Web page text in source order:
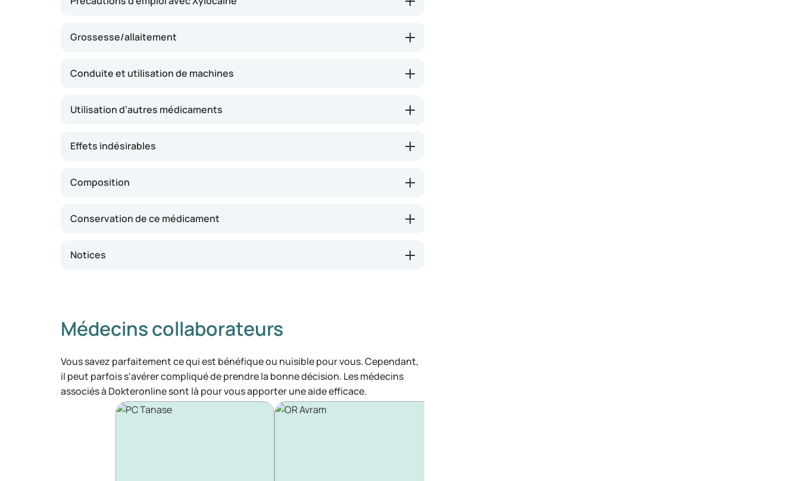
Grossesse/allaitement
Conduite et utilisation de machines
Utilisation d’autres médicaments
Effets indésirables
Composition
Conservation de ce médicament
Notices
Médecins collaborateurs
Vous savez parfaitement ce qui est bénéfique ou nuisible pour vous. Cependant,
il peut parfois s'avérer compliqué de prendre la bonne décision. Les médecins
associés à Dokteronline sont là pour vous apporter une aide efficace.